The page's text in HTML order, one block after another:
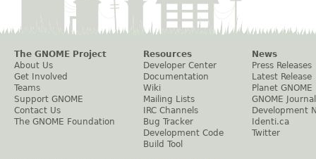
The GNOME Project
About Us
Get Involved
Teams
Support GNOME
Contact Us
The GNOME Foundation
Resources
Developer Center
Documentation
Wiki
Mailing Lists
IRC Channels
Bug Tracker
Development Code
Build Tool
News
Press Releases
Latest Release
Planet GNOME
GNOME Journal
Development
Identi.ca
Twitter